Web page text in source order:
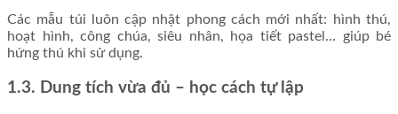
Các mẫu túi luôn cập nhật phong cách mới nhất: hình thú,
hoạt hình, công chúa, siêu nhân, họa tiết pastel… giúp bé
hứng thú khi sử dụng.
1.3. Dung tích vừa đủ – học cách tự lập